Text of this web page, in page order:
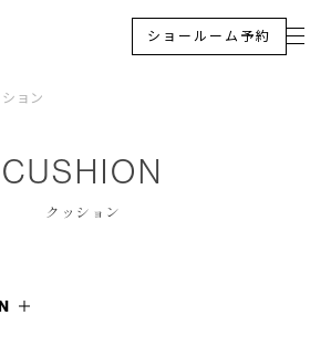
ショールーム予約
ョン
CUSHION
クッション